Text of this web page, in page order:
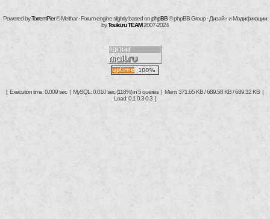
Powered byTorrentPier© Meithar · Forum engine slightly based onphpBB© phpBB Group · Дизайн и Модификации
byTouki.ru TEAM2007-2024
[ Execution time: 0.009 sec | MySQL: 0.010 sec (118%) in 5 queries | Mem: 371.65 KB / 689.58 KB / 689.32 KB |
Load: 0.1 0.3 0.3 ]